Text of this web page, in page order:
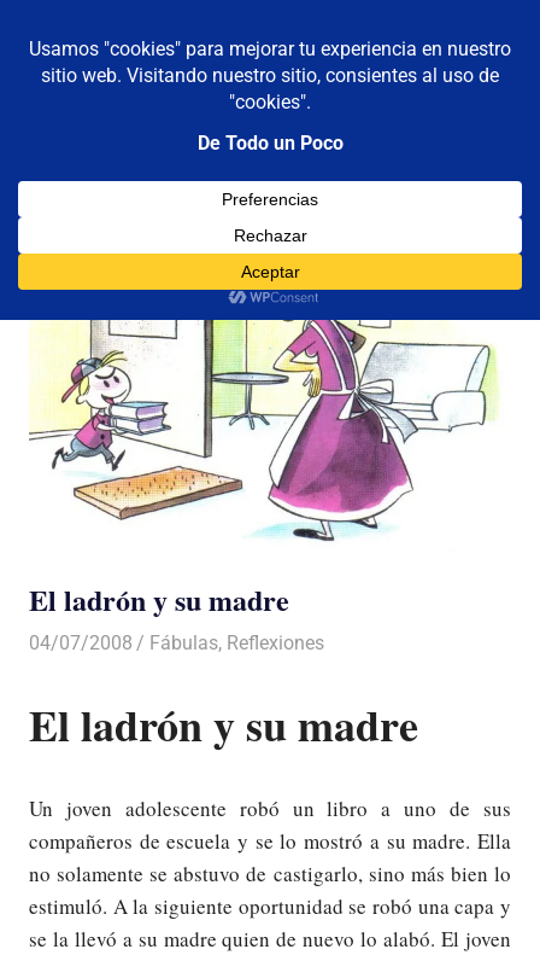
contenido
De todo un poco
Reflexiones,
Viajes
MENÚ
El ladrón y su madre
04/07/2008 Luis Castellanos
Fábulas, Reflexiones
El ladrón y su madre
Un joven adolescente robó un libro a uno de sus
compañeros de escuela y se lo mostró a su madre. Ella
no solamente se abstuvo de castigarlo, sino más bien lo
estimuló. A la siguiente oportunidad se robó una capa y
se la llevó a su madre quien de nuevo lo alabó. El joven